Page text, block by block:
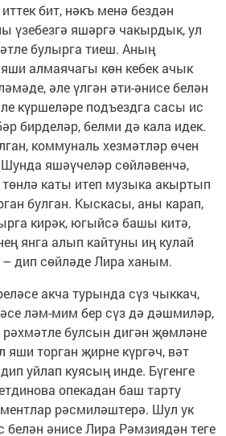
бит, нәкъ менә бездән
үзебезгә яшәргә чакырдык, ул
булырга тиеш. Аның
алмаячагы көн кебек ачык
әле үлгән әти-әнисе белән
күршеләре подъездга сасы ис
бирделәр, белми дә кала идек.
коммуналь хезмәтләр өчен
яшәүчеләр сөйләвенчә,
каты итеп музыка акыртып
булган. Кыскасы, аны карап,
кирәк, югыйсә башы китә,
янга алып кайтуны иң кулай
– дип сөйләде Лира ханым.
акча турында сүз чыккач,
ләм-мим бер сүз дә дәшмиләр,
рәхмәтле булсын дигән җөмләне
яши торган җирне күргәч, вәт
уйлап куясың инде. Бүгенге
опекадан баш тарту
рәсмиләштерә. Шул ук
белән әнисе Лира Рәмзиядән теге